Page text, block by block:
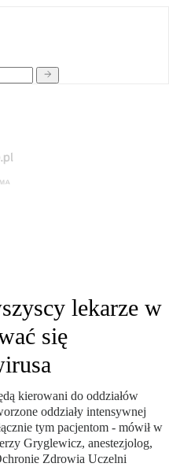
lekarze w
się
kierowani do oddziałów
oddziały intensywnej
tym pacjentom - mówił w
Gryglewicz, anestezjolog,
Zdrowia Uczelni